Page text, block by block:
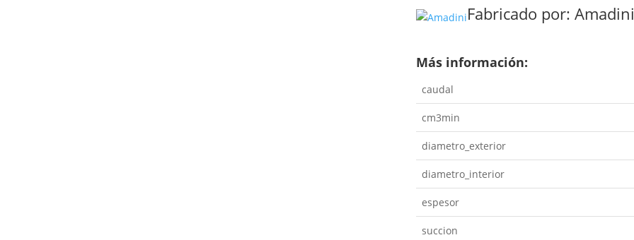
Fabricado por:Amadini
Más información:
caudal
cm3min
diametro_exterior
diametro_interior
espesor
succion